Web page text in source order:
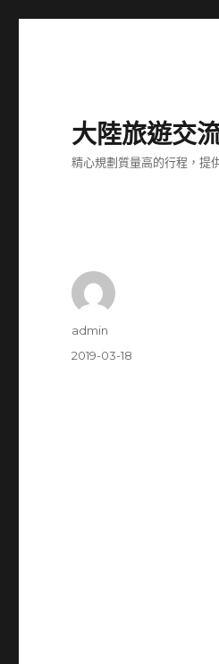
大陸旅遊交
精心規劃質量高的行程，提
作
admin
發
2019-03-18